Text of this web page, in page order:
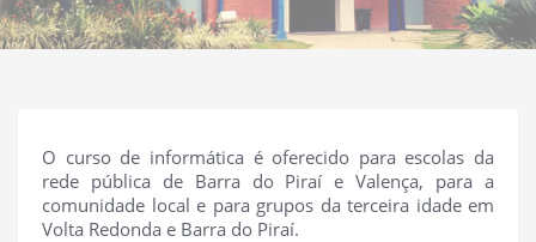
O curso de informática é oferecido para escolas da
rede pública de Barra do Piraí e Valença, para a
comunidade local e para grupos da terceira idade em
Volta Redonda e Barra do Piraí.